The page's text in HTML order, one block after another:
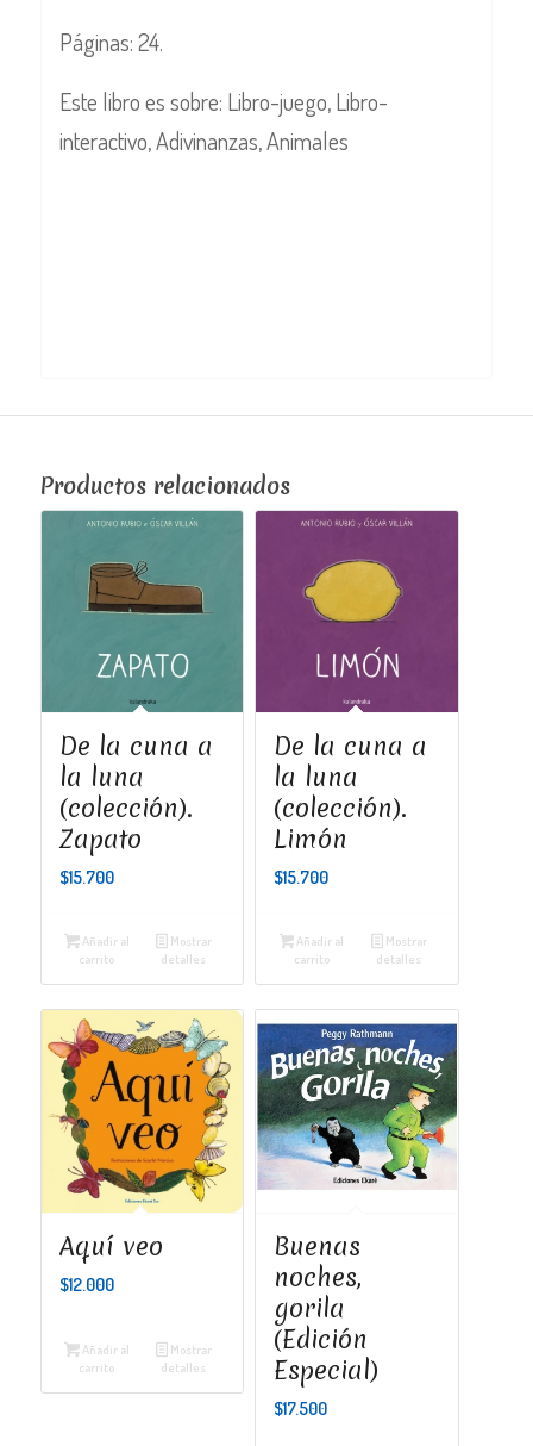
Páginas: 24.
Este libro es sobre: Libro-juego, Libro-
interactivo, Adivinanzas, Animales
Productos relacionados
De la cuna a
la luna
(colección).
Zapato
$15.700
Añadir al
carrito
Mostrar
detalles
De la cuna a
la luna
(colección).
Limón
$15.700
Añadir al
carrito
Mostrar
detalles
Aquí veo
$12.000
Añadir al
carrito
Mostrar
detalles
Buenas
noches,
gorila
(Edición
Especial)
$17.500